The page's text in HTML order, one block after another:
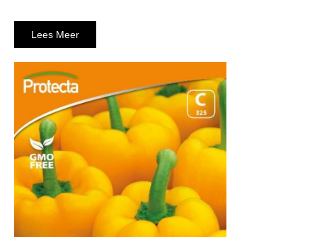
Lees Meer